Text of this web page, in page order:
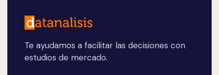
Te ayudamos a facilitar las decisiones con
estudios de mercado.